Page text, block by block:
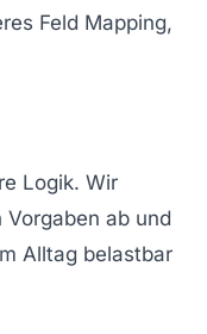
Feld Mapping,
Logik. Wir
ab und
Alltag belastbar